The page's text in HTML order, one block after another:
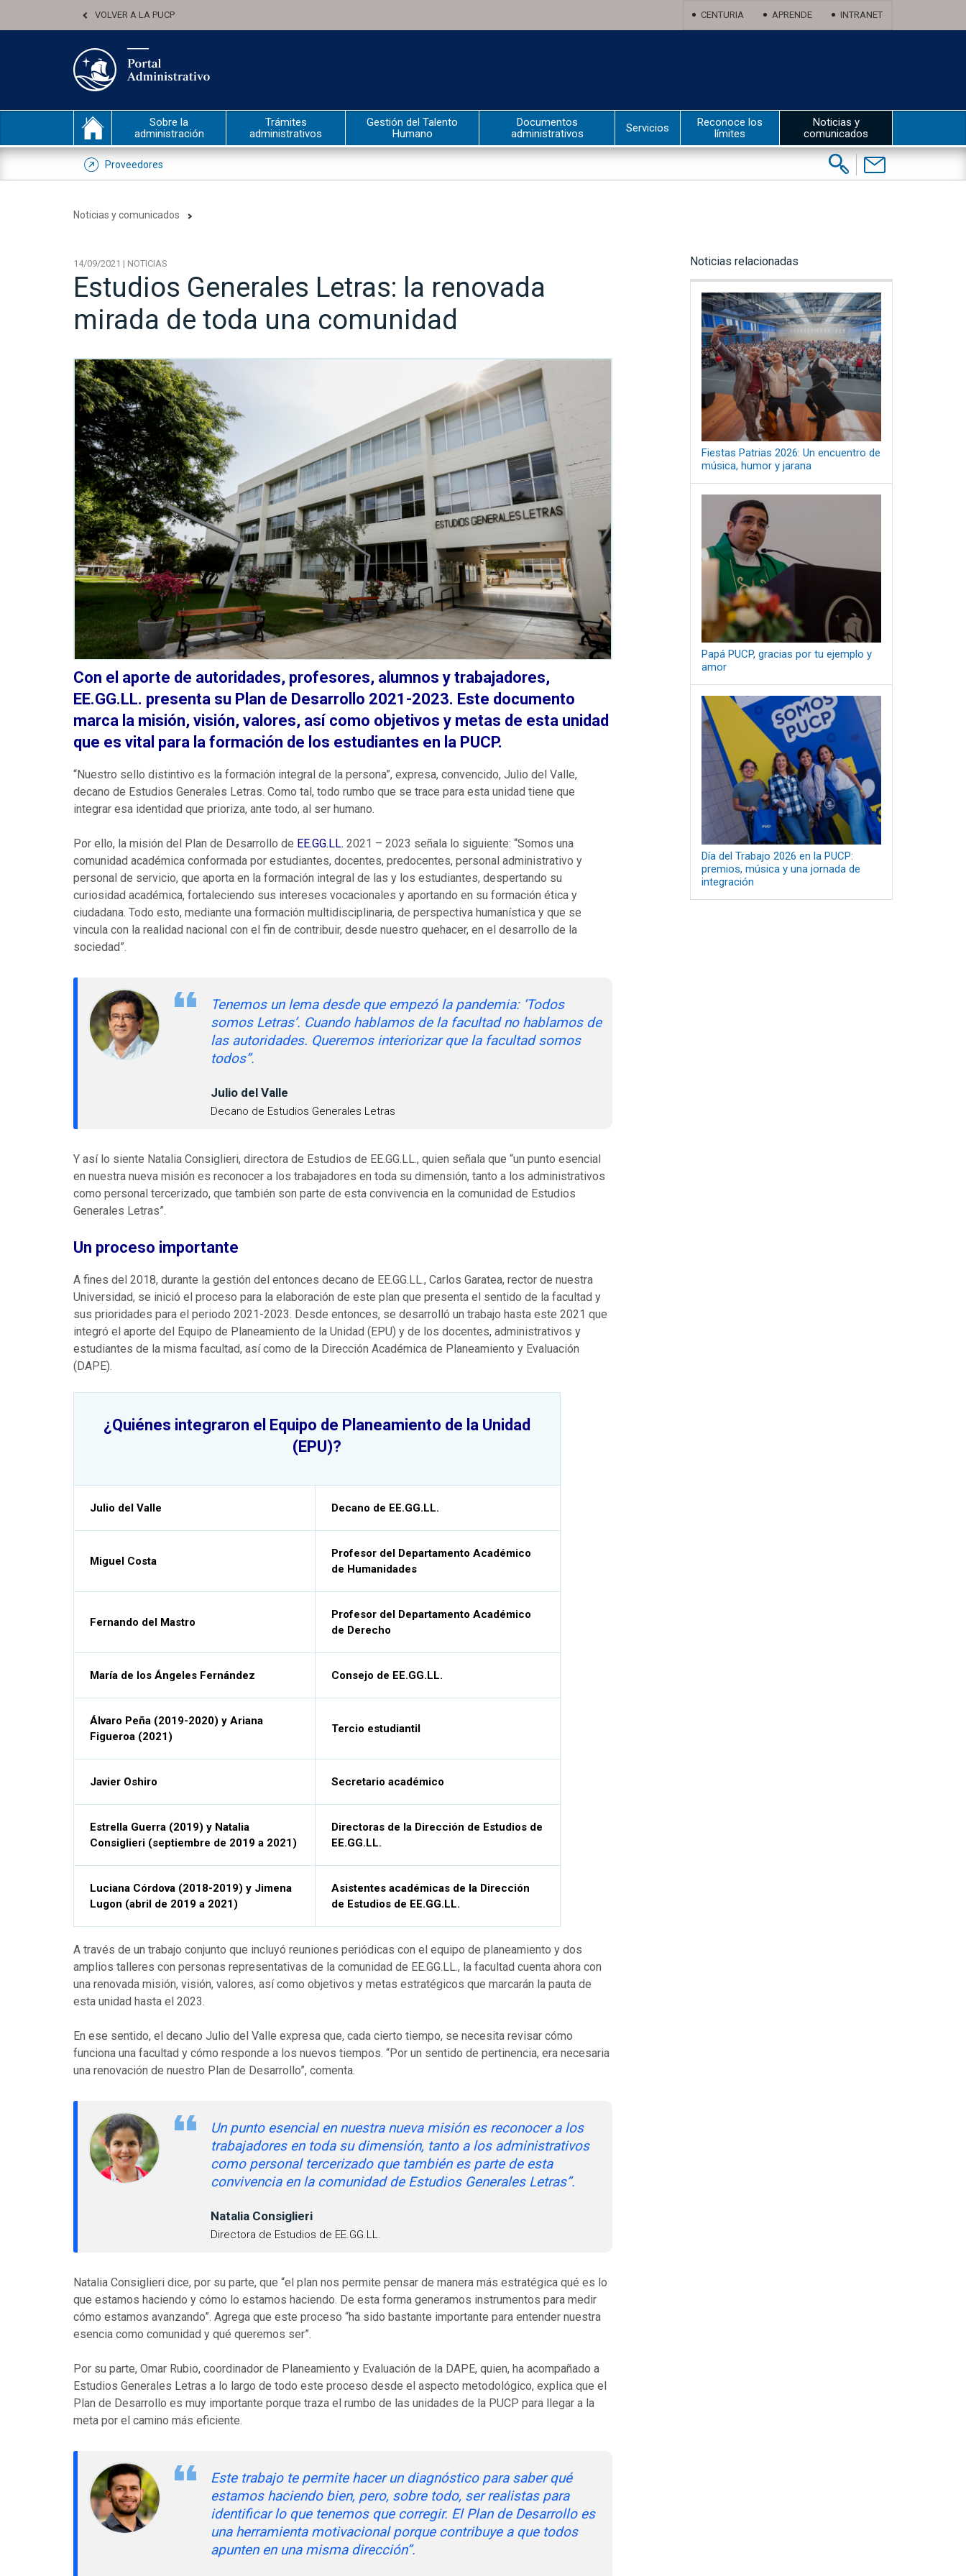
VOLVER A LA PUCP CENTURIA APRENDE INTRANET
Sobre la
administración
Trámites
administrativos
Gestión del Talento
Humano
Documentos
administrativos
Servicios
Reconoce los
límites
Noticias y
comunicados
Proveedores Buscar:
Contáctenos
Noticias y comunicados
14/09/2021 | NOTICIAS
Estudios Generales Letras: la renovada
mirada de toda una comunidad
Con el aporte de autoridades, profesores, alumnos y trabajadores,
EE.GG.LL. presenta su Plan de Desarrollo 2021-2023. Este documento
marca la misión, visión, valores, así como objetivos y metas de esta unidad
que es vital para la formación de los estudiantes en la PUCP.
“Nuestro sello distintivo es la formación integral de la persona”, expresa, convencido, Julio del Valle,
decano de Estudios Generales Letras. Como tal, todo rumbo que se trace para esta unidad tiene que
integrar esa identidad que prioriza, ante todo, al ser humano.
Por ello, la misión del Plan de Desarrollo de EE.GG.LL. 2021 – 2023 señala lo siguiente: “Somos una
comunidad académica conformada por estudiantes, docentes, predocentes, personal administrativo y
personal de servicio, que aporta en la formación integral de las y los estudiantes, despertando su
curiosidad académica, fortaleciendo sus intereses vocacionales y aportando en su formación ética y
ciudadana. Todo esto, mediante una formación multidisciplinaria, de perspectiva humanística y que se
vincula con la realidad nacional con el fin de contribuir, desde nuestro quehacer, en el desarrollo de la
sociedad”.
Tenemos un lema desde que empezó la pandemia: ‘Todos
somos Letras’. Cuando hablamos de la facultad no hablamos de
las autoridades. Queremos interiorizar que la facultad somos
todos”.
Julio del Valle
Decano de Estudios Generales Letras
Y así lo siente Natalia Consiglieri, directora de Estudios de EE.GG.LL., quien señala que “un punto esencial
en nuestra nueva misión es reconocer a los trabajadores en toda su dimensión, tanto a los administrativos
como personal tercerizado, que también son parte de esta convivencia en la comunidad de Estudios
Generales Letras”.
Un proceso importante
A fines del 2018, durante la gestión del entonces decano de EE.GG.LL., Carlos Garatea, rector de nuestra
Universidad, se inició el proceso para la elaboración de este plan que presenta el sentido de la facultad y
sus prioridades para el periodo 2021-2023. Desde entonces, se desarrolló un trabajo hasta este 2021 que
integró el aporte del Equipo de Planeamiento de la Unidad (EPU) y de los docentes, administrativos y
estudiantes de la misma facultad, así como de la Dirección Académica de Planeamiento y Evaluación
(DAPE).
¿Quiénes integraron el Equipo de Planeamiento de la Unidad
(EPU)?
Julio del Valle Decano de EE.GG.LL.
Miguel Costa
Profesor del Departamento Académico
de Humanidades
Fernando del Mastro
Profesor del Departamento Académico
de Derecho
María de los Ángeles Fernández Consejo de EE.GG.LL.
Álvaro Peña (2019-2020) y Ariana
Figueroa (2021)
Tercio estudiantil
Javier Oshiro Secretario académico
Estrella Guerra (2019) y Natalia
Consiglieri (septiembre de 2019 a 2021)
Directoras de la Dirección de Estudios de
EE.GG.LL.
Luciana Córdova (2018-2019) y Jimena
Lugon (abril de 2019 a 2021)
Asistentes académicas de la Dirección
de Estudios de EE.GG.LL.
A través de un trabajo conjunto que incluyó reuniones periódicas con el equipo de planeamiento y dos
amplios talleres con personas representativas de la comunidad de EE.GG.LL., la facultad cuenta ahora con
una renovada misión, visión, valores, así como objetivos y metas estratégicos que marcarán la pauta de
esta unidad hasta el 2023.
En ese sentido, el decano Julio del Valle expresa que, cada cierto tiempo, se necesita revisar cómo
funciona una facultad y cómo responde a los nuevos tiempos. “Por un sentido de pertinencia, era necesaria
una renovación de nuestro Plan de Desarrollo”, comenta.
Un punto esencial en nuestra nueva misión es reconocer a los
trabajadores en toda su dimensión, tanto a los administrativos
como personal tercerizado que también es parte de esta
convivencia en la comunidad de Estudios Generales Letras”.
Natalia Consiglieri
Directora de Estudios de EE.GG.LL.
Natalia Consiglieri dice, por su parte, que “el plan nos permite pensar de manera más estratégica qué es lo
que estamos haciendo y cómo lo estamos haciendo. De esta forma generamos instrumentos para medir
cómo estamos avanzando”. Agrega que este proceso “ha sido bastante importante para entender nuestra
esencia como comunidad y qué queremos ser”.
Por su parte, Omar Rubio, coordinador de Planeamiento y Evaluación de la DAPE, quien, ha acompañado a
Estudios Generales Letras a lo largo de todo este proceso desde el aspecto metodológico, explica que el
Plan de Desarrollo es muy importante porque traza el rumbo de las unidades de la PUCP para llegar a la
meta por el camino más eficiente.
Este trabajo te permite hacer un diagnóstico para saber qué
estamos haciendo bien, pero, sobre todo, ser realistas para
identificar lo que tenemos que corregir. El Plan de Desarrollo es
una herramienta motivacional porque contribuye a que todos
apunten en una misma dirección”.
Noticias relacionadas
Fiestas Patrias 2026: Un encuentro de
música, humor y jarana
Papá PUCP, gracias por tu ejemplo y
amor
Día del Trabajo 2026 en la PUCP:
premios, música y una jornada de
integración